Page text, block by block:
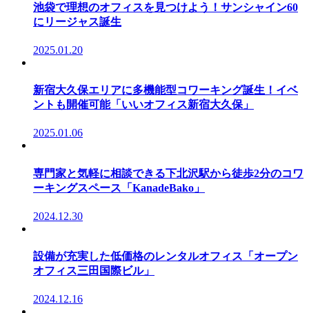
池袋で理想のオフィスを見つけよう！サンシャイン60
にリージャス誕生
2025.01.20
新宿大久保エリアに多機能型コワーキング誕生！イベ
ントも開催可能「いいオフィス新宿大久保」
2025.01.06
専門家と気軽に相談できる下北沢駅から徒歩2分のコワ
ーキングスペース「KanadeBako」
2024.12.30
設備が充実した低価格のレンタルオフィス「オープン
オフィス三田国際ビル」
2024.12.16